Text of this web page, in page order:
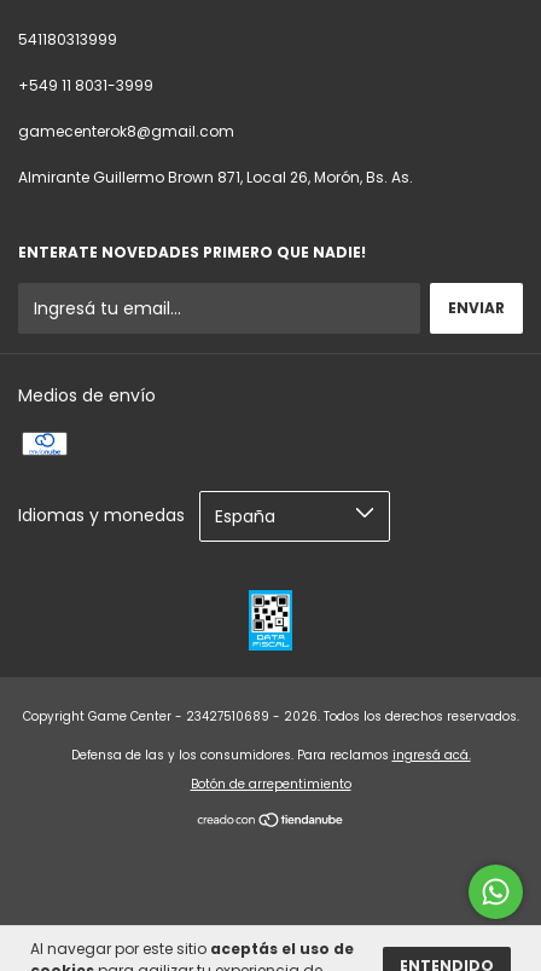
Al navegar por este sitio aceptás el uso de
ENTENDIDO
541180313999
+549 11 8031-3999
gamecenterok8@gmail.com
Almirante Guillermo Brown 871, Local 26, Morón, Bs. As.
ENTERATE NOVEDADES PRIMERO QUE NADIE!
Medios de envío
Idiomas y monedas
Copyright Game Center - 23427510689 - 2026. Todos los derechos reservados.
Defensa de las y los consumidores. Para reclamos ingresá acá.
Botón de arrepentimiento